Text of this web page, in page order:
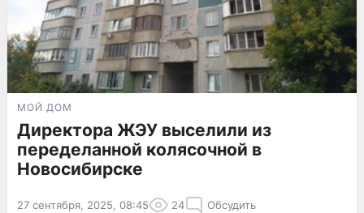
МОЙ ДОМ
Директора ЖЭУ выселили из
переделанной колясочной в
Новосибирске
27 сентября, 2025, 08:45 24 Обсудить